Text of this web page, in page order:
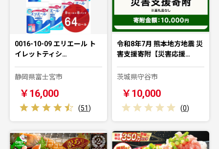
0016-10-09 エリエール ト
イレットティシ…
静岡県富士宮市
￥16,000
(51)
令和8年7月 熊本地方地震 災
害支援寄附【災害応援…
茨城県守谷市
￥10,000
(0)